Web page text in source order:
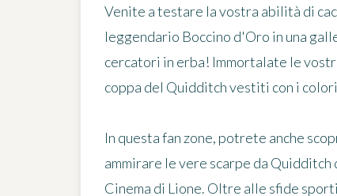
Venite a testare la vostra abilità di
leggendario Boccino d'Oro in una
cercatori in erba! Immortalate le
coppa del Quidditch vestiti con i
In questa fan zone, potrete anche
ammirare le vere scarpe da
Cinema di Lione. Oltre alle sfide